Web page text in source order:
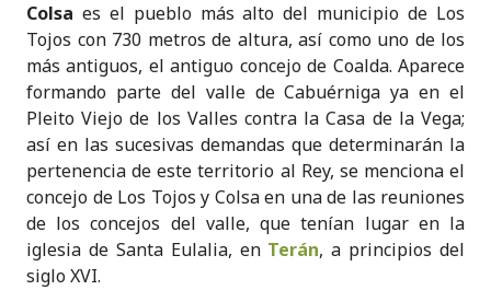
Colsa es el pueblo más alto del municipio de Los
Tojos con 730 metros de altura, así como uno de los
más antiguos, el antiguo concejo de Coalda. Aparece
formando parte del valle de Cabuérniga ya en el
Pleito Viejo de los Valles contra la Casa de la Vega;
así en las sucesivas demandas que determinarán la
pertenencia de este territorio al Rey, se menciona el
concejo de Los Tojos y Colsa en una de las reuniones
de los concejos del valle, que tenían lugar en la
iglesia de Santa Eulalia, en Terán, a principios del
siglo XVI.